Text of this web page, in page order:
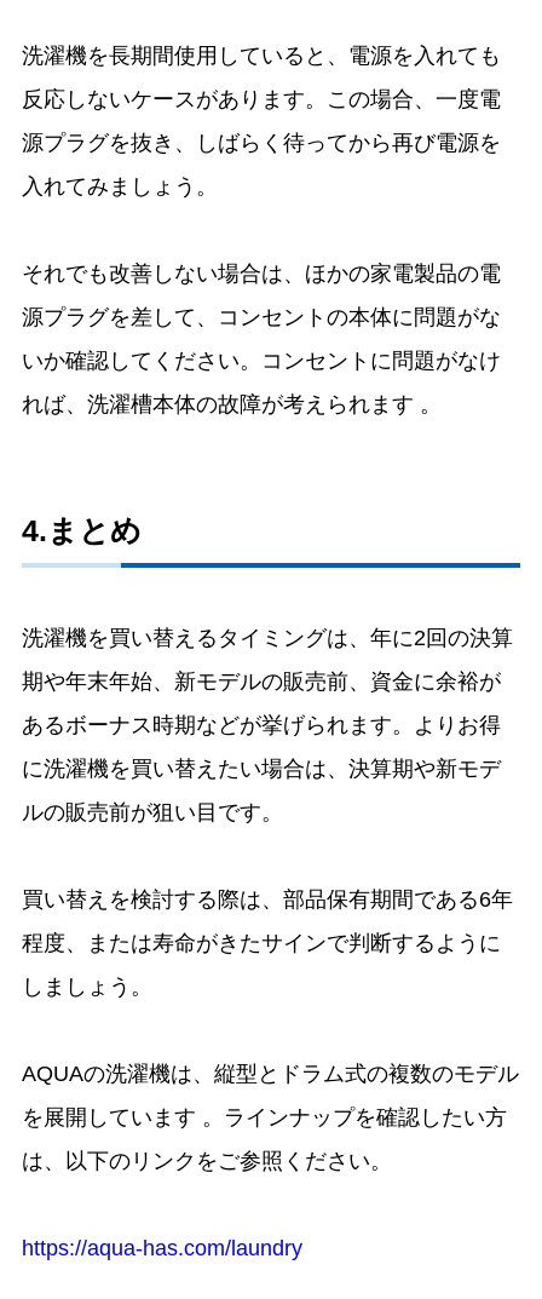
洗濯機を長期間使用していると、電源を入れても
反応しないケースがあります。この場合、一度電
源プラグを抜き、しばらく待ってから再び電源を
入れてみましょう。
それでも改善しない場合は、ほかの家電製品の電
源プラグを差して、コンセントの本体に問題がな
いか確認してください。コンセントに問題がなけ
れば、洗濯槽本体の故障が考えられます 。
4.まとめ
洗濯機を買い替えるタイミングは、年に2回の決算
期や年末年始、新モデルの販売前、資金に余裕が
あるボーナス時期などが挙げられます。よりお得
に洗濯機を買い替えたい場合は、決算期や新モデ
ルの販売前が狙い目です。
買い替えを検討する際は、部品保有期間である6年
程度、または寿命がきたサインで判断するように
しましょう。
AQUAの洗濯機は、縦型とドラム式の複数のモデル
を展開しています 。ラインナップを確認したい方
は、以下のリンクをご参照ください。
https://aqua-has.com/laundry